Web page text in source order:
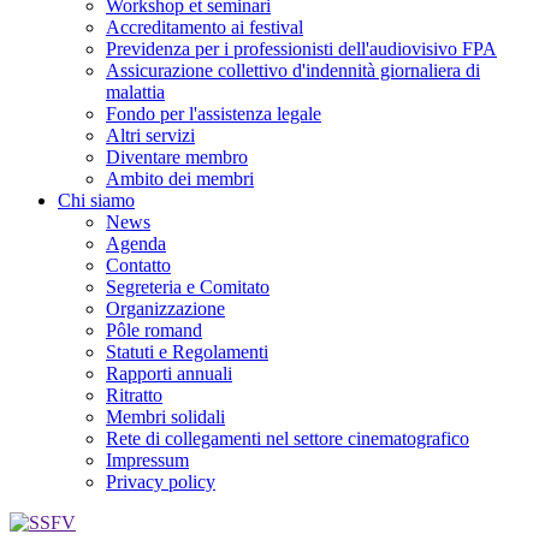
Workshop et seminari
Accreditamento ai festival
Previdenza per i professionisti dell'audiovisivo FPA
Assicurazione collettivo d'indennità giornaliera di
malattia
Fondo per l'assistenza legale
Altri servizi
Diventare membro
Ambito dei membri
Chi siamo
News
Agenda
Contatto
Segreteria e Comitato
Organizzazione
Pôle romand
Statuti e Regolamenti
Rapporti annuali
Ritratto
Membri solidali
Rete di collegamenti nel settore cinematografico
Impressum
Privacy policy